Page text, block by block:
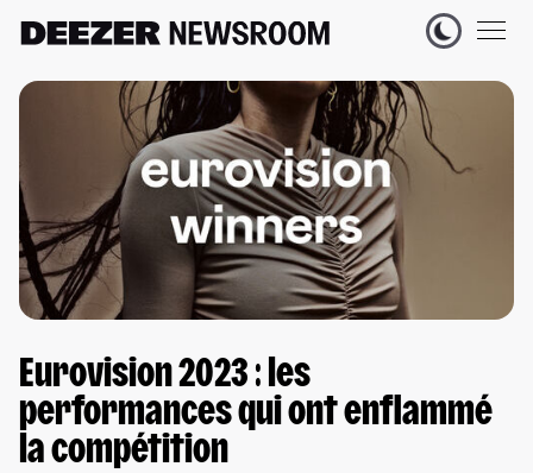
Eurovision 2023 : les
performances qui ont enflammé
la compétition